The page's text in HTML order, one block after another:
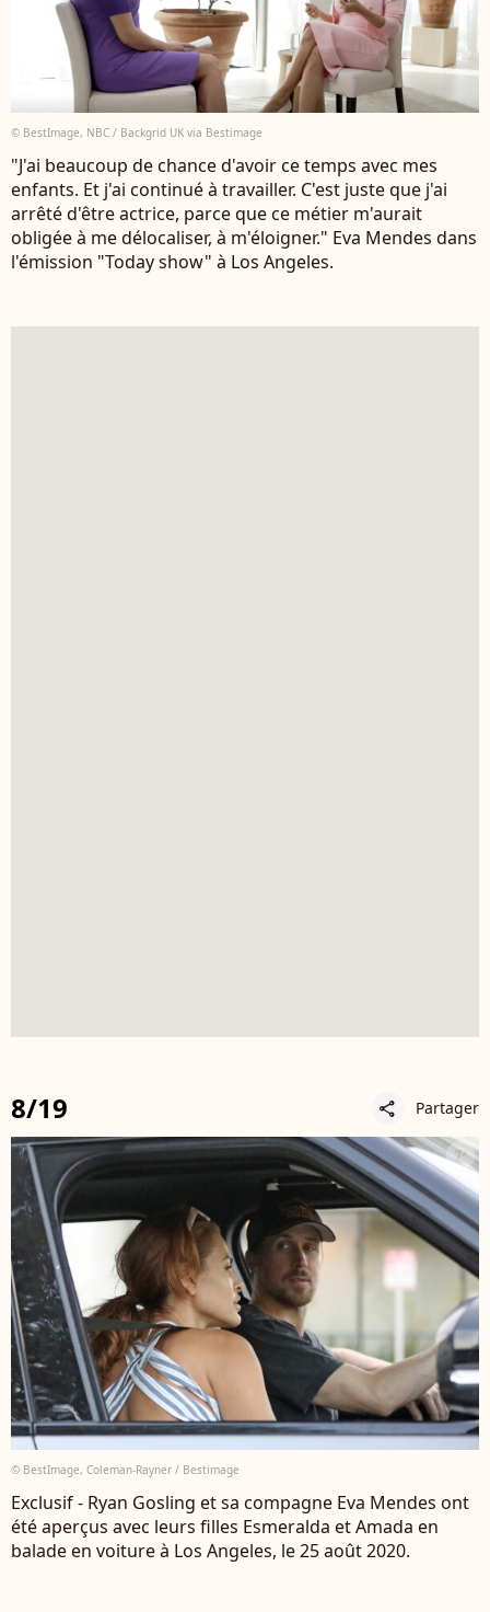
© BestImage, NBC / Backgrid UK via Bestimage
"J'ai beaucoup de chance d'avoir ce temps avec mes
enfants. Et j'ai continué à travailler. C'est juste que j'ai
arrêté d'être actrice, parce que ce métier m'aurait
obligée à me délocaliser, à m'éloigner." Eva Mendes dans
l'émission "Today show" à Los Angeles.
8/19 share Partager
© BestImage, Coleman-Rayner / Bestimage
Exclusif - Ryan Gosling et sa compagne Eva Mendes ont
été aperçus avec leurs filles Esmeralda et Amada en
balade en voiture à Los Angeles, le 25 août 2020.